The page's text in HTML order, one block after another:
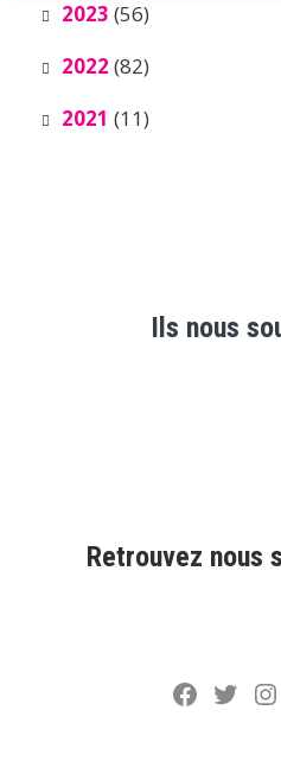
2023 (56)
2022 (82)
2021 (11)
Ils nous
Retrouvez nous
Facebook